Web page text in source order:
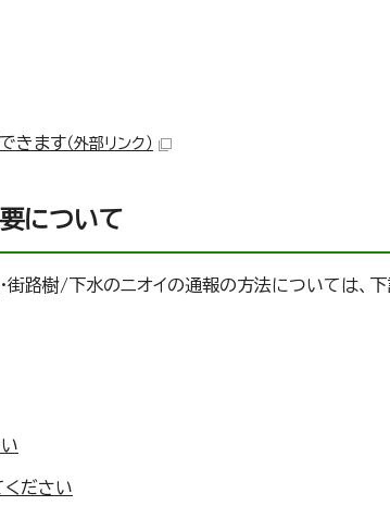
きます（外部リンク）
について
街路樹/下水のニオイの通報の方法については、
ださい